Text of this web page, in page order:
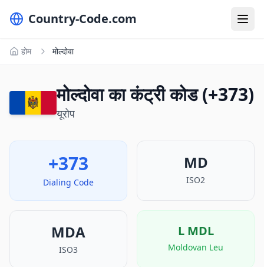
Country-Code.com
होम मोल्दोवा
मोल्दोवा का कंट्री कोड (+373)
यूरोप
+373
Dialing Code
MD
ISO2
MDA
ISO3
L MDL
Moldovan Leu